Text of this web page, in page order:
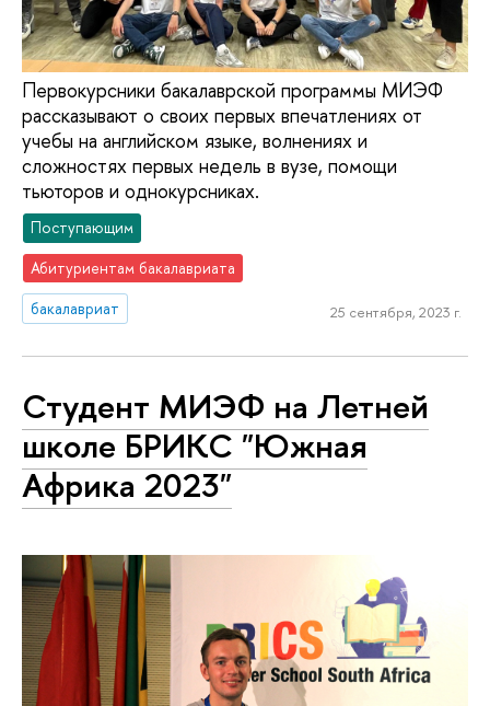
Первокурсники бакалаврской программы МИЭФ
рассказывают о своих первых впечатлениях от
учебы на английском языке, волнениях и
сложностях первых недель в вузе, помощи
тьюторов и однокурсниках.
Поступающим
Абитуриентам бакалавриата
бакалавриат
25 сентября, 2023 г.
Студент МИЭФ на Летней
школе БРИКС "Южная
Африка 2023"